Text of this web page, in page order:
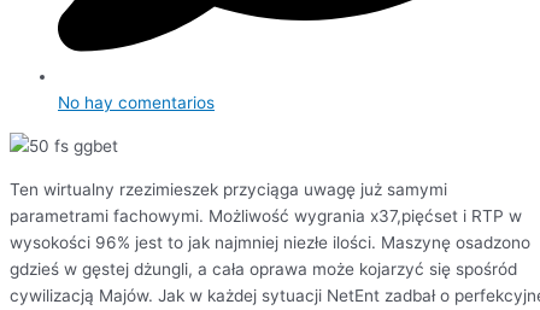
No hay comentarios
Ten wirtualny rzezimieszek przyciąga uwagę już samymi
parametrami fachowymi. Możliwość wygrania x37,pięćset i RTP w
wysokości 96% jest to jak najmniej niezłe ilości. Maszynę osadzono
gdzieś w gęstej dżungli, a cała oprawa może kojarzyć się spośród
cywilizacją Majów. Jak w każdej sytuacji NetEnt zadbał o